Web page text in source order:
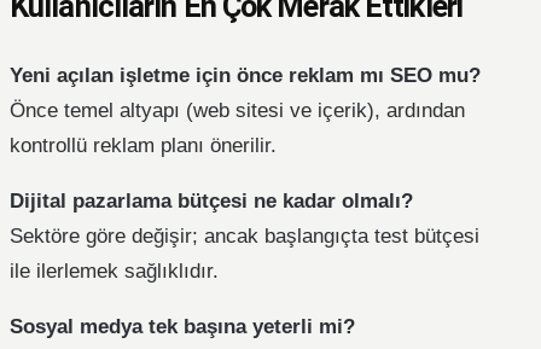
Yeni açılan işletme için önce reklam mı SEO mu?
Önce temel altyapı (web sitesi ve içerik), ardından
kontrollü reklam planı önerilir.
Dijital pazarlama bütçesi ne kadar olmalı?
Sektöre göre değişir; ancak başlangıçta test bütçesi
ile ilerlemek sağlıklıdır.
Sosyal medya tek başına yeterli mi?